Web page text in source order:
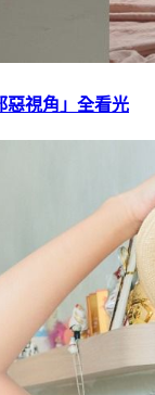
視角」全看光